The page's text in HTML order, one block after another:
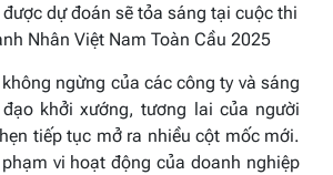
được dự đoán sẽ tỏa sáng tại cuộc thi
Nhân Việt Nam Toàn Cầu 2025
ngừng của các công ty và sáng
khởi xướng, tương lai của người
tiếp tục mở ra nhiều cột mốc mới.
vi hoạt động của doanh nghiệp